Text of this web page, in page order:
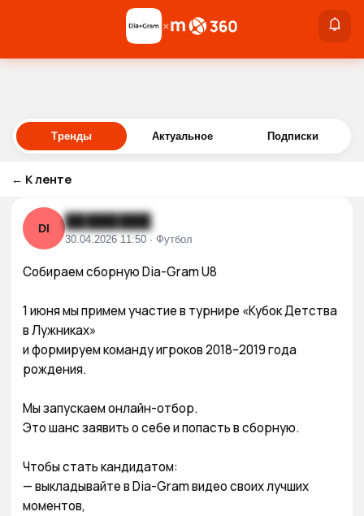
Войти
×
Тренды Актуальное Подписки
← К ленте
DI ████████
30.04.2026 11:50 · Футбол
Собираем сборную Dia-Gram U8
1 июня мы примем участие в турнире «Кубок Детства
в Лужниках»
и формируем команду игроков 2018–2019 года
рождения.
Мы запускаем онлайн-отбор.
Это шанс заявить о себе и попасть в сборную.
Чтобы стать кандидатом:
— выкладывайте в Dia-Gram видео своих лучших
моментов,